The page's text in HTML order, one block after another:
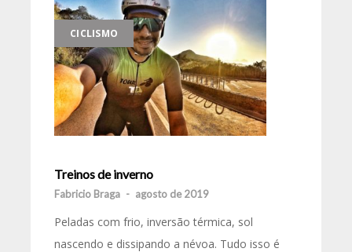
CICLISMO
Treinos de inverno
Fabricio Braga - agosto de 2019
Peladas com frio, inversão térmica, sol
nascendo e dissipando a névoa. Tudo isso é